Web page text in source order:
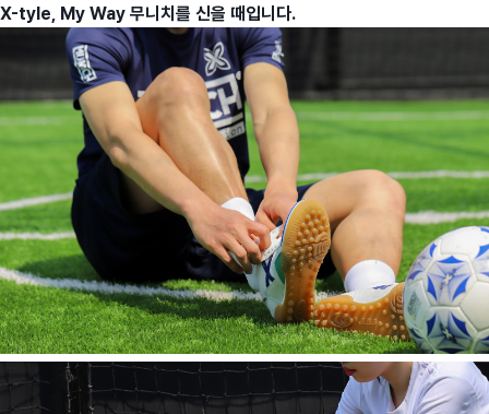
X-tyle, My Way 무니치를 신을 때입니다.